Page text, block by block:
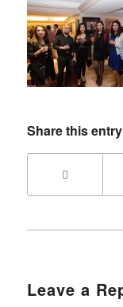
Share this entry
Leave a